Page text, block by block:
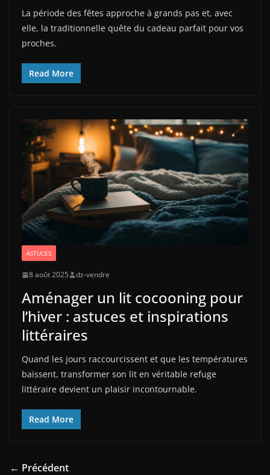
La période des fêtes approche à grands pas et, avec
elle, la traditionnelle quête du cadeau parfait pour vos
proches.
Read More
ASTUCES
8 août 2025 dz-vendre
Aménager un lit cocooning pour
l’hiver : astuces et inspirations
littéraires
Quand les jours raccourcissent et que les températures
baissent, transformer son lit en véritable refuge
littéraire devient un plaisir incontournable.
Read More
← Précédent